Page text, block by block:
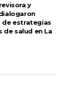
y
de estrategias
de salud en La